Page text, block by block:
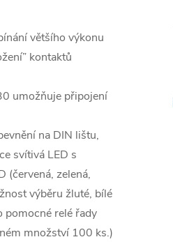
většího výkonu
kontaktů
umožňuje připojení
na DIN lištu,
svítivá LED s
(červená, zelená,
výběru žluté, bílé
pomocné relé řady
množství 100 ks.)